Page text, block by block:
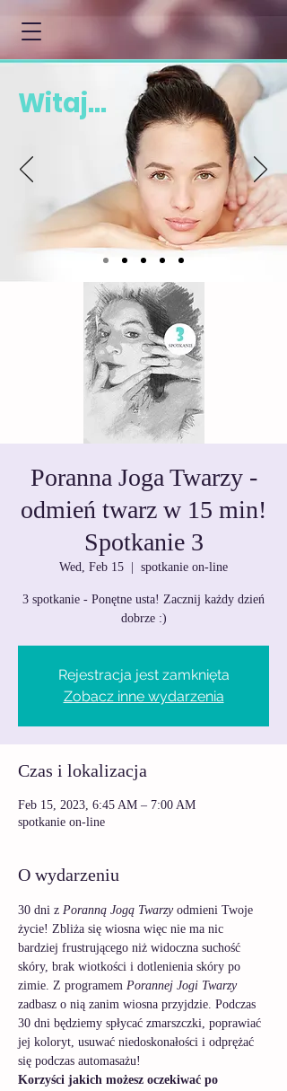
Witaj...
Poranna Joga Twarzy -
odmień twarz w 15 min!
Spotkanie 3
Wed, Feb 15 spotkanie on-line
3 spotkanie - Ponętne usta! Zacznij każdy dzień
dobrze :)
Rejestracja jest zamknięta
Zobacz inne wydarzenia
Czas i lokalizacja
Feb 15, 2023, 6:45 AM – 7:00 AM
spotkanie on-line
O wydarzeniu
30 dni z Poranną Jogą Twarzy odmieni Twoje
życie! Zbliża się wiosna więc nie ma nic
bardziej frustrującego niż widoczna suchość
skóry, brak wiotkości i dotlenienia skóry po
zimie. Z programem Porannej Jogi Twarzy
zadbasz o nią zanim wiosna przyjdzie. Podczas
30 dni będziemy spłycać zmarszczki, poprawiać
jej koloryt, usuwać niedoskonałości i odprężać
się podczas automasażu!
Korzyści jakich możesz oczekiwać po